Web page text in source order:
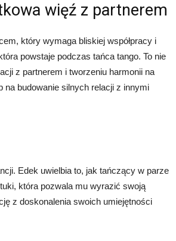
więź z partnerem
który wymaga bliskiej współpracy i
powstaje podczas tańca tango. To nie
z partnerem i tworzeniu harmonii na
na budowanie silnych relacji z innymi
Edek uwielbia to, jak tańczący w parze
która pozwala mu wyrazić swoją
z doskonalenia swoich umiejętności